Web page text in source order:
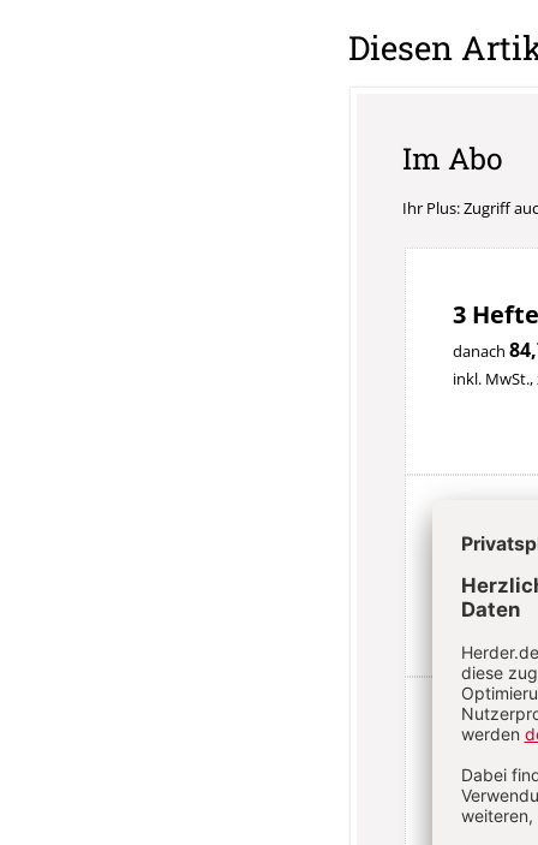
Diesen
Im Abo
Ihr Plus: Zugriff
3
danach
inkl. MwSt.,